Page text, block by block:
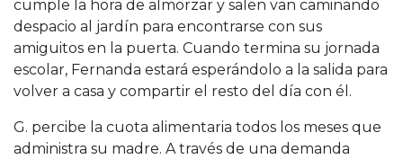
cumple la hora de almorzar y salen van caminando
despacio al jardín para encontrarse con sus
amiguitos en la puerta. Cuando termina su jornada
escolar, Fernanda estará esperándolo a la salida para
volver a casa y compartir el resto del día con él.
G. percibe la cuota alimentaria todos los meses que
administra su madre. A través de una demanda